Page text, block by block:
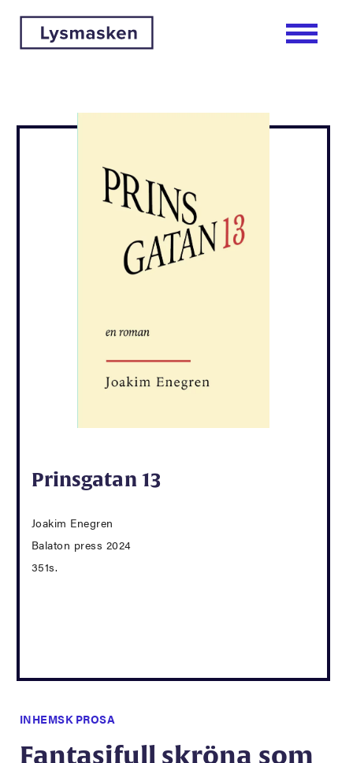
Prinsgatan 13
Joakim Enegren
Balaton press 2024
351s.
INHEMSK PROSA
Fantasifull skröna som